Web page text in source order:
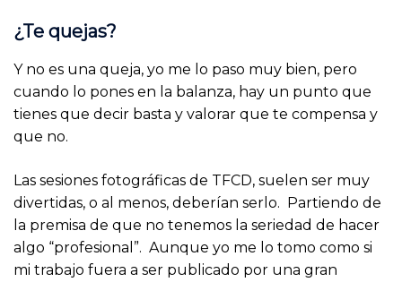
¿Te quejas?
Y no es una queja, yo me lo paso muy bien, pero
cuando lo pones en la balanza, hay un punto que
tienes que decir basta y valorar que te compensa y
que no.
Las sesiones fotográficas de TFCD, suelen ser muy
divertidas, o al menos, deberían serlo. Partiendo de
la premisa de que no tenemos la seriedad de hacer
algo “profesional”. Aunque yo me lo tomo como si
mi trabajo fuera a ser publicado por una gran